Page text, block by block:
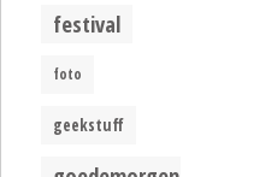
festival
foto
geekstuff